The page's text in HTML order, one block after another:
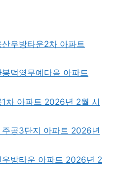
우방타운2차 아파트
덕영무예다음 아파트
차 아파트 2026년 2월 시
공3단지 아파트 2026년
방타운 아파트 2026년 2